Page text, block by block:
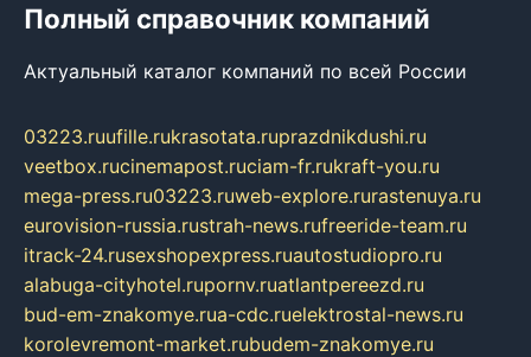
Полный справочник компаний
Актуальный каталог компаний по всей России
03223.ruufille.rukrasotata.ruprazdnikdushi.ru
veetbox.rucinemapost.ruciam-fr.rukraft-you.ru
mega-press.ru03223.ruweb-explore.rurastenuya.ru
eurovision-russia.rustrah-news.rufreeride-team.ru
itrack-24.rusexshopexpress.ruautostudiopro.ru
alabuga-cityhotel.rupornv.ruatlantpereezd.ru
bud-em-znakomye.rua-cdc.ruelektrostal-news.ru
korolevremont-market.rubudem-znakomye.ru